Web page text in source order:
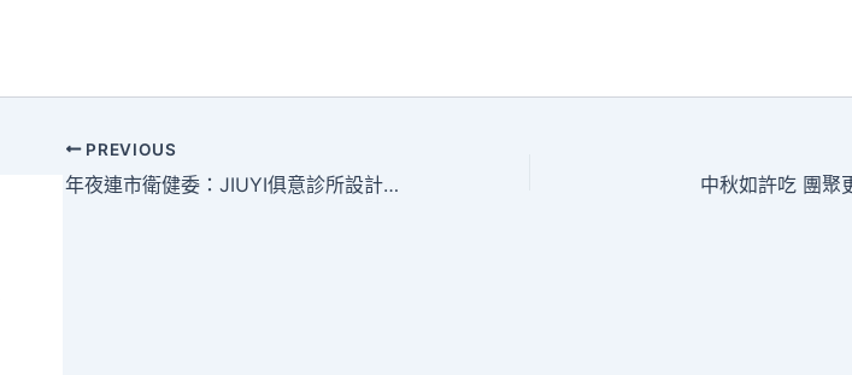
PREVIOUS
年夜連市衛健委：JIUYI俱意診所設計本輪疫情呈現超等傳佈者1傳33 中秋如許吃 團聚